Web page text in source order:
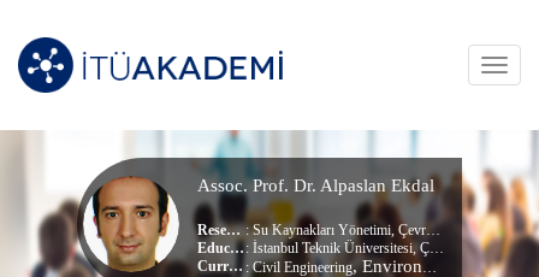
Assoc. Prof. Dr. Alpaslan Ekdal
Research Area :Su Kaynakları Yönetimi, Çevre Sistemleri ve Modelleme
Education Info
: İstanbul Teknik Üniversitesi, Çevre Mühendisliği (dr) (Doktora)
Current Unit :Civil Engineering, Environmental Engineering